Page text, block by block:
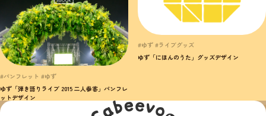
#パンフレット #ゆず
ゆず「弾き語りライブ 2015 二人参客」パンフレ
ットデザイン
#ゆず #ライブグッズ
ゆず「にほんのうた」グッズデザイン